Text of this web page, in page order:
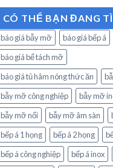
CÓ THỂ BẠN ĐANG
báo giá bẫy mỡ
báo giá bếp á
báo giá bể tách mỡ
báo giá tủ hâm nóng thức ăn
bẫy mỡ công nghiệp
bẫy mỡ
bẫy mỡ nổi
bẫy mỡ âm sàn
bếp á 1 họng
bếp á 2 họng
bếp á công nghiệp
bếp á inox